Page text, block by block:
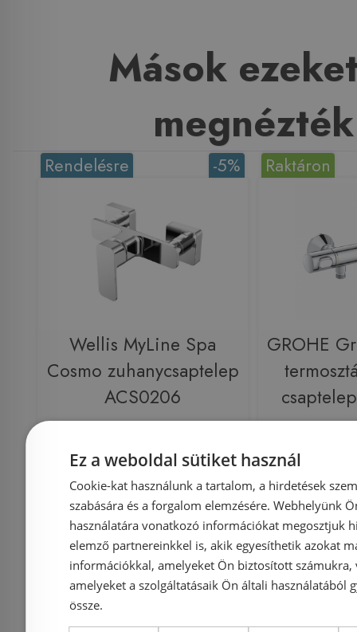
Mások
megnézték
-5%
Rendelésre
Wellis MyLine Spa
Cosmo zuhanycsaptelep
ACS0206
Azonosító: 165845
Cikkszám: ACS0206
44 900 Ft42 650 Ft
Kosárba
Raktáron
GROHE
46 900 Ft
Ez a weboldal sütiket használ
Cookie-kat használunk a tartalom, a hirdetések
szabására és a forgalom elemzésére. Webhelyünk
használatára vonatkozó információkat megosztjuk
elemző partnereinkkel is, akik egyesíthetik azokat
információkkal, amelyeket Ön biztosított számukra,
amelyeket a szolgáltatásaik Ön általi használatából
össze.